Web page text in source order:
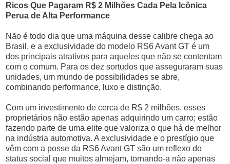
Ricos Que Pagaram R$ 2 Milhões Cada Pela Icônica
Perua de Alta Performance
Não é todo dia que uma máquina desse calibre chega ao
Brasil, e a exclusividade do modelo RS6 Avant GT é um
dos principais atrativos para aqueles que não se contentam
com o comum. Para os dez sortudos que asseguraram suas
unidades, um mundo de possibilidades se abre,
combinando performance, luxo e distinção.
Com um investimento de cerca de R$ 2 milhões, esses
proprietários não estão apenas adquirindo um carro; estão
fazendo parte de uma elite que valoriza o que há de melhor
na indústria automotiva. A exclusividade e o prestígio que
vêm com a posse da RS6 Avant GT são um reflexo do
status social que muitos almejam, tornando-a não apenas